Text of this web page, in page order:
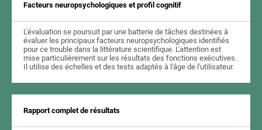
Facteurs neuropsychologiques et profil cognitif
L'évaluation se poursuit par une batterie de tâches destinées à
évaluer les principaux facteurs neuropsychologiques identifiés
pour ce trouble dans la littérature scientifique. L'attention est
mise particulièrement sur les résultats des fonctions exécutives.
Il utilise des échelles et des tests adaptés à l'âge de l'utilisateur.
Rapport complet de résultats